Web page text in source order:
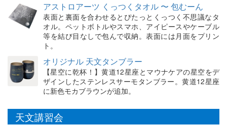
アストロアーツ くっつくタオル 〜 包むーん
表面と裏面を合わせるとぴたっとくっつく不思議なタ
オル。ペットボトルやスマホ、アイピースやケーブル
等を結び目なしで包んで収納。表面には月面をプリン
ト。
オリジナル 天文タンブラー
【星空に乾杯！】黄道12星座とマウナケアの星空をデ
ザインしたステンレスサーモタンブラー。黄道12星座
に新色モカブラウンが追加。
天文講習会